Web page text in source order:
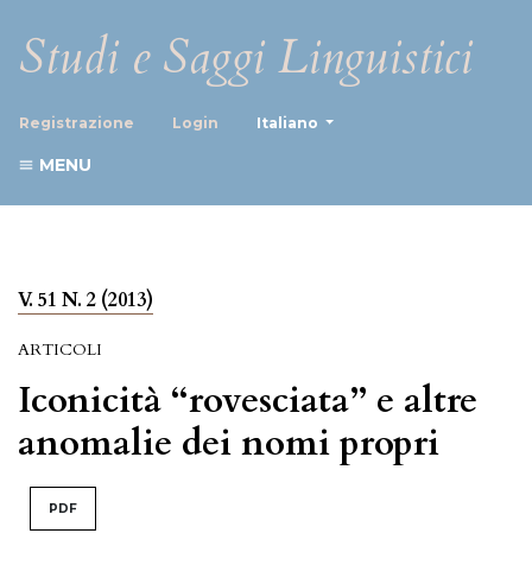
Studi e Saggi Linguistici
Registrazione Login Italiano
MENU
V. 51 N. 2 (2013)
ARTICOLI
Iconicità “rovesciata” e altre
anomalie dei nomi propri
PDF